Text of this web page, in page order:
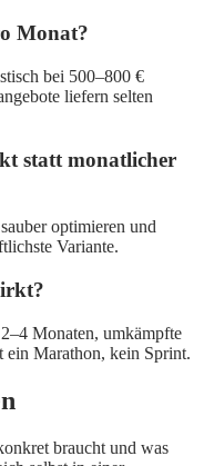
Monat?
bei 500–800 €
liefern selten
statt monatlicher
optimieren und
Variante.
Monaten, umkämpfte
ein Marathon, kein Sprint.
braucht und was